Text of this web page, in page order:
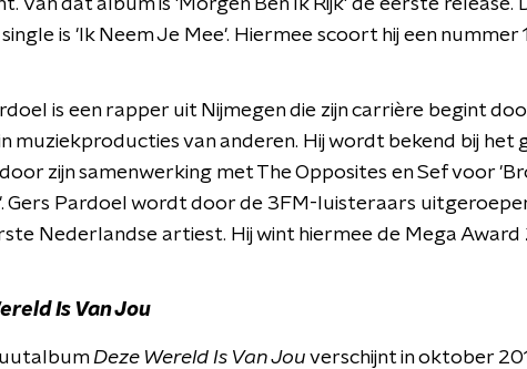
Van dat album is 'Morgen Ben Ik Rijk' de eerste release.
is 'Ik Neem Je Mee'. Hiermee scoort hij een nummer
is een rapper uit Nijmegen die zijn carrière begint
muziekproducties van anderen. Hij wordt bekend bij het
zijn samenwerking met The Opposites en Sef voor
Gers Pardoel wordt door de 3FM-luisteraars
Nederlandse artiest. Hij wint hiermee de Mega Award
Is Van Jou
Deze Wereld Is Van Jou verschijnt in oktober